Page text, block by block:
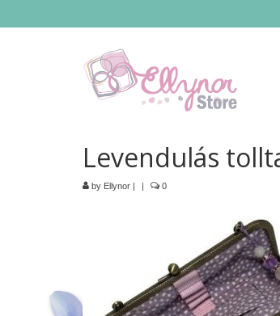
Levendulás
by Ellynor | | 0